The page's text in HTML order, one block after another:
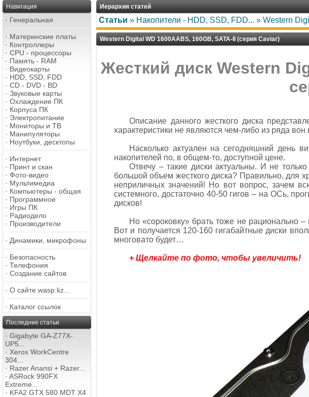
Навигация
· Генеральная
· Материнские платы
· Контроллеры
· CPU - процессоры
· Память - RAM
· Видеокарты
· HDD, SSD, FDD
· CD - DVD - BD
· Звуковые карты
· Охлаждение ПК
· Корпуса ПК
· Электропитание
· Мониторы и ТВ
· Манипуляторы
· Ноутбуки, десктопы
· Интернет
· Принт и скан
· Фото-видео
· Мультимедиа
· Компьютеры - общая
· Программное
· Игры ПК
· Радиодело
· Производители
· Динамики, микрофоны
· Безопасность
· Телефония
· Создание сайтов
· О сайте wasp.kz...
· Каталог ссылок
Последние статьи
· Gigabyte GA-Z77X-
UP5...
· Xerox WorkCentre
304...
· Razer Anansi + Razer...
· ASRock 990FX
Extreme...
· KFA2 GTX 580 MDT X4
Иерархия статей
Статьи » Накопители - HDD, SSD, FDD... » Western
Western Digital WD 1600AABS, 160GB, SATA-II (серия Caviar)
Жесткий диск Western
Описание данного жесткого диска
характеристики не являются чем-либо из ряда
Насколько актуален на сегодняшний день
накопителей по, в общем-то, доступной цене.
Отвечу – такие диски актуальны. И не
большой объем жесткого диска? Правильно, для
неприличных значений! Но вот вопрос, зачем
системного, достаточно 40-50 гигов – на ОСь,
дисков!
Но «сороковку» брать тоже не рационально
Вот и получается 120-160 гигабайтные диски
многовато будет…
+ Щелкайте по фото, чтобы увеличить!